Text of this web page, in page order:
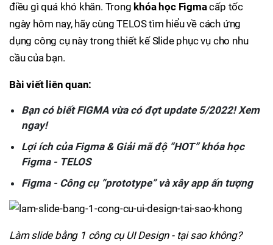
điều gì quá khó khăn. Trong khóa học Figmacấp tốc
ngày hôm nay, hãy cùng TELOS tìm hiểu về cách ứng
dụng công cụ này trong thiết kế Slide phục vụ cho nhu
cầu của bạn.
Bài viết liên quan:
Bạn có biết FIGMA vừa có đợt update 5/2022! Xem
ngay!
Lợi ích của Figma & Giải mã độ “HOT” khóa học
Figma - TELOS
Figma - Công cụ “prototype” và xây app ấn tượng
Làm slide bằng 1 công cụ UI Design - tại sao không?